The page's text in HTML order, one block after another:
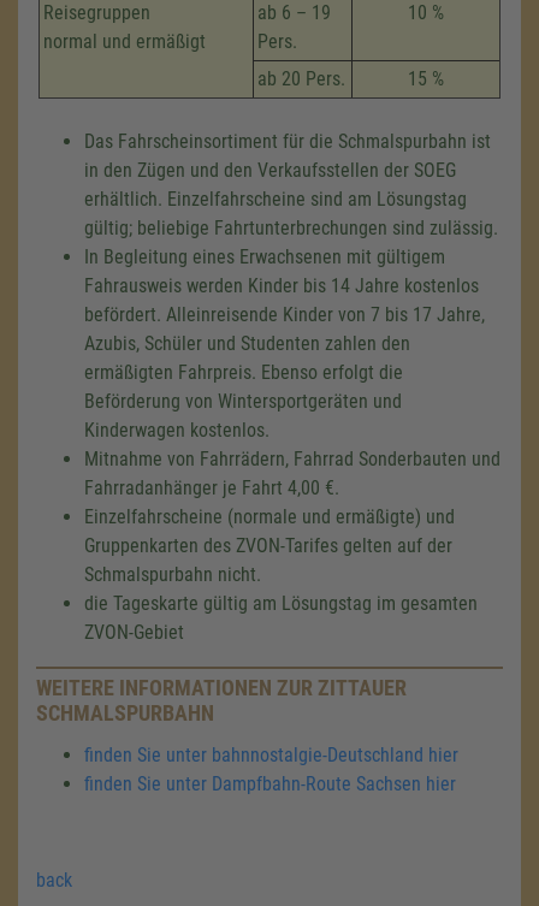
Reisegruppen
normal und ermäßigt
ab 6 – 19
Pers.
10 %
ab 20 Pers. 15 %
Das Fahrscheinsortiment für die Schmalspurbahn ist
in den Zügen und den Verkaufsstellen der SOEG
erhältlich. Einzelfahrscheine sind am Lösungstag
gültig; beliebige Fahrtunterbrechungen sind zulässig.
In Begleitung eines Erwachsenen mit gültigem
Fahrausweis werden Kinder bis 14 Jahre kostenlos
befördert. Alleinreisende Kinder von 7 bis 17 Jahre,
Azubis, Schüler und Studenten zahlen den
ermäßigten Fahrpreis. Ebenso erfolgt die
Beförderung von Wintersportgeräten und
Kinderwagen kostenlos.
Mitnahme von Fahrrädern, Fahrrad Sonderbauten und
Fahrradanhänger je Fahrt 4,00 €.
Einzelfahrscheine (normale und ermäßigte) und
Gruppenkarten des ZVON-Tarifes gelten auf der
Schmalspurbahn nicht.
die Tageskarte gültig am Lösungstag im gesamten
ZVON-Gebiet
WEITERE INFORMATIONEN ZUR ZITTAUER
SCHMALSPURBAHN
finden Sie unter bahnnostalgie-Deutschland hier
finden Sie unter Dampfbahn-Route Sachsen hier
back